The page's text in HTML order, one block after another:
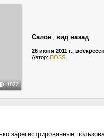
1822
Салон, вид назад
26 июня 2011 г.,
Автор: BOSS
зарегистрированные